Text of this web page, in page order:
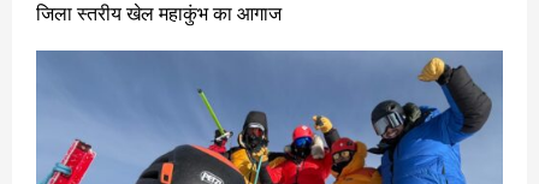
जिला स्तरीय खेल महाकुंभ का आगाज